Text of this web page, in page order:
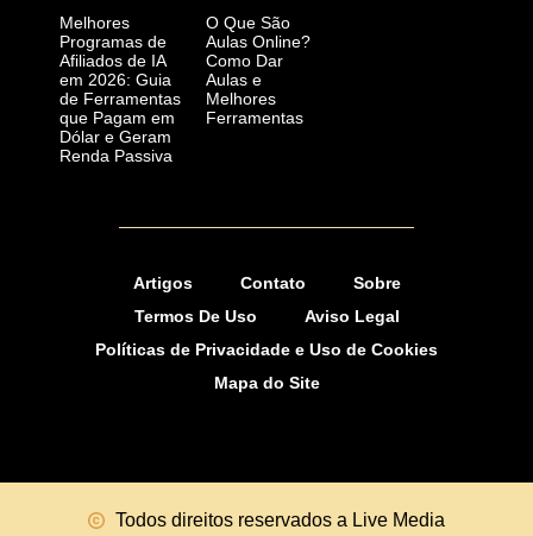
Melhores
Programas de
Afiliados de IA
em 2026: Guia
de Ferramentas
que Pagam em
Dólar e Geram
Renda Passiva
O Que São
Aulas Online?
Como Dar
Aulas e
Melhores
Ferramentas
Artigos Contato
Sobre
Termos De Uso
Aviso Legal
Políticas de Privacidade e Uso de Cookies
Mapa do Site
Todos direitos reservados a Live Media